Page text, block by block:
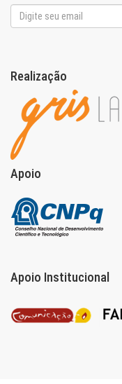
Realização
Apoio
Apoio Institucional